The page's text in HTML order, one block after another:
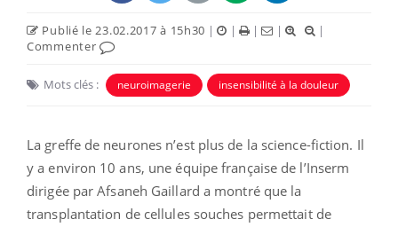
Publié le 23.02.2017 à 15h30 | | | |
|
Commenter
Mots clés : neuroimagerie insensibilité à la douleur
La greffe de neurones n’est plus de la science-fiction. Il
y a environ 10 ans, une équipe française de l’Inserm
dirigée par Afsaneh Gaillard a montré que la
transplantation de cellules souches permettait de